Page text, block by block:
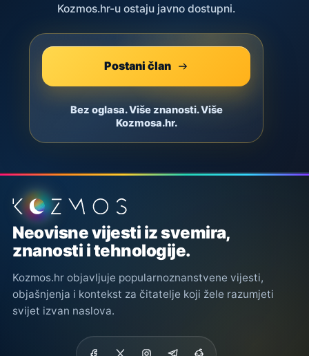
Kozmos.hr-u ostaju javno dostupni.
Postani član
Bez oglasa. Više znanosti. Više
Kozmosa.hr.
Podnožje stranice
Neovisne vijesti iz svemira,
znanosti i tehnologije.
Kozmos.hr objavljuje popularnoznanstvene vijesti,
objašnjenja i kontekst za čitatelje koji žele razumjeti
svijet izvan naslova.